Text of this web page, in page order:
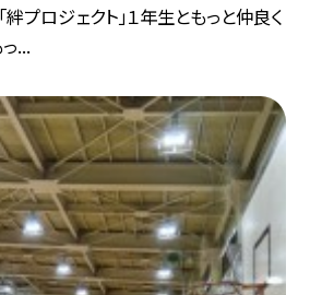
プロジェクト」１年生ともっと仲良く
...